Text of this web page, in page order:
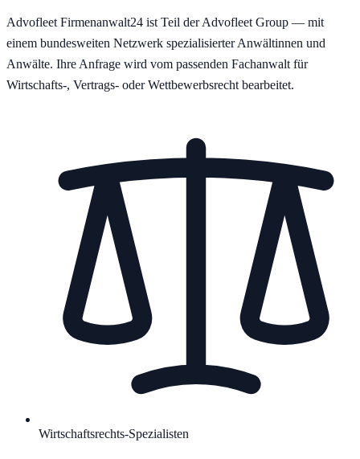
Advofleet Firmenanwalt24 ist Teil der Advofleet Group — mit
einem bundesweiten Netzwerk spezialisierter Anwältinnen und
Anwälte. Ihre Anfrage wird vom passenden Fachanwalt für
Wirtschafts-, Vertrags- oder Wettbewerbsrecht bearbeitet.
Wirtschaftsrechts-Spezialisten